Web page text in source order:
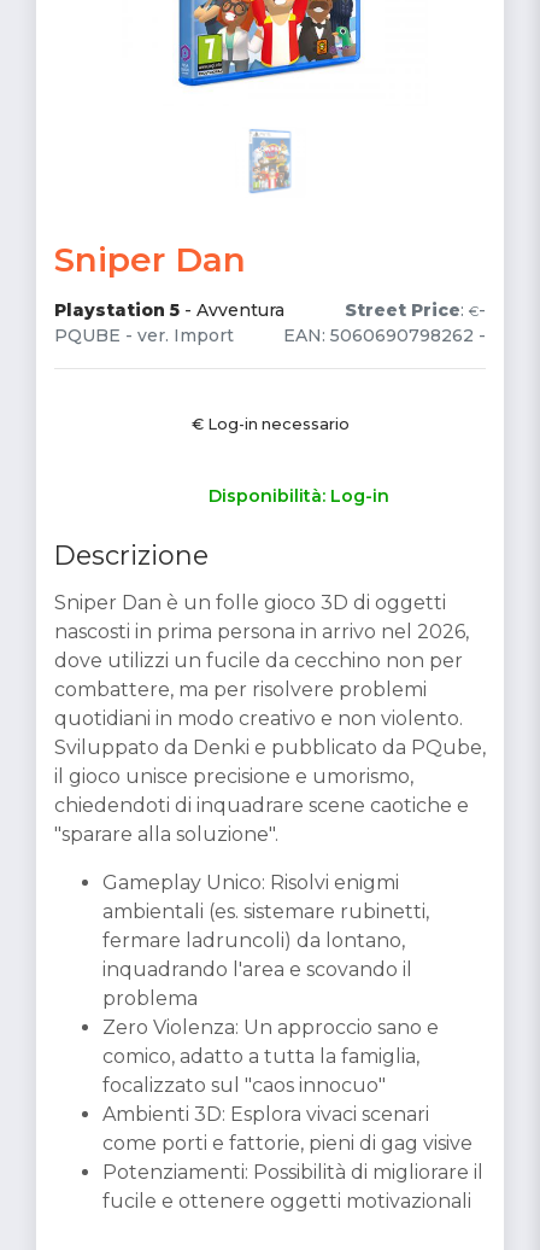
Sniper Dan
Street Price: €-
Playstation 5 - Avventura
EAN: 5060690798262 -
PQUBE - ver. Import
€ Log-in necessario
Disponibilità: Log-in
Descrizione
Sniper Dan è un folle gioco 3D di oggetti
nascosti in prima persona in arrivo nel 2026,
dove utilizzi un fucile da cecchino non per
combattere, ma per risolvere problemi
quotidiani in modo creativo e non violento.
Sviluppato da Denki e pubblicato da PQube,
il gioco unisce precisione e umorismo,
chiedendoti di inquadrare scene caotiche e
"sparare alla soluzione".
Gameplay Unico: Risolvi enigmi
ambientali (es. sistemare rubinetti,
fermare ladruncoli) da lontano,
inquadrando l'area e scovando il
problema
Zero Violenza: Un approccio sano e
comico, adatto a tutta la famiglia,
focalizzato sul "caos innocuo"
Ambienti 3D: Esplora vivaci scenari
come porti e fattorie, pieni di gag visive
Potenziamenti: Possibilità di migliorare il
fucile e ottenere oggetti motivazionali